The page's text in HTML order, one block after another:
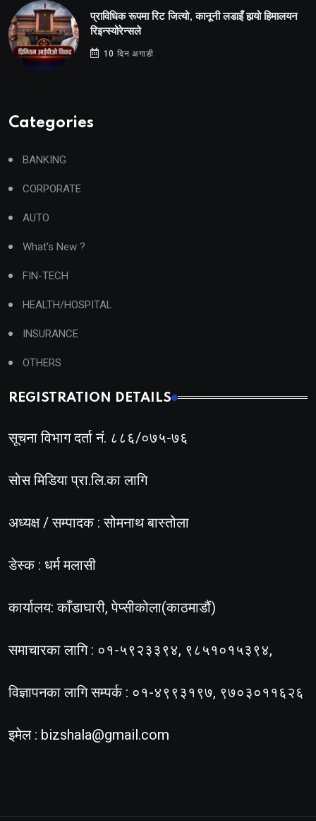
प्राविधिक रूपमा रिट जित्यो, कानूनी लडाइँ हार्‍यो हिमालयन
रिइन्स्योरेन्सले
10 दिन अगाडी
Categories
BANKING
CORPORATE
AUTO
What's New ?
FIN-TECH
HEALTH/HOSPITAL
INSURANCE
OTHERS
REGISTRATION DETAILS
सूचना विभाग दर्ता नं. ८८६/०७५-७६
सोस मिडिया प्रा.लि.का लागि
अध्यक्ष / सम्पादक : सोमनाथ बास्तोला
डेस्क : धर्म मलासी
कार्यालय: काँडाघारी, पेप्सीकोला(काठमाडौं)
समाचारका लागि : ०१-५९२३३९४, ९८५१०१५३९४,
विज्ञापनका लागि सम्पर्क : ०१-४९९३१९७, ९७०३०११६२६
इमेल : bizshala@gmail.com